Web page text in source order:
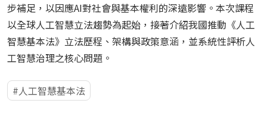
步補足，以因應AI對社會與基本權利的深遠影響。本次課程
以全球人工智慧立法趨勢為起始，接著介紹我國推動《人工
智慧基本法》立法歷程、架構與政策意涵，並系統性評析人
工智慧治理之核心問題。
人工智慧基本法